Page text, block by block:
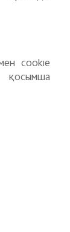
cookie